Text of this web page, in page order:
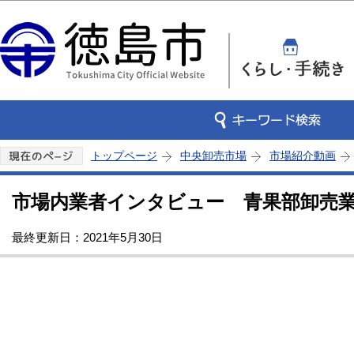
トップページ 中央卸売市場 市場紹介動画
市場内業者インタビュー 青果部卸売
最終更新日：2021年5月30日